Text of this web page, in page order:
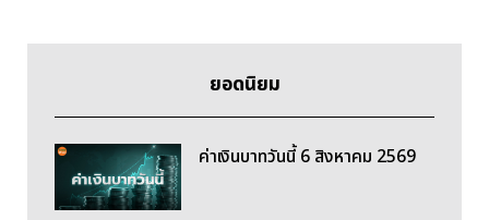
ยอดนิยม
ค่าเงินบาทวันนี้ 6 สิงหาคม 2569